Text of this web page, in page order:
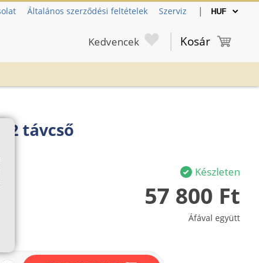
Általános szerződési feltételek Szerviz |
Kedvencek Kosár
távcső
Készleten
57 800 Ft
Áfával együtt